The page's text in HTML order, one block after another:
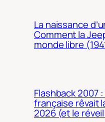
La naissance
Comment la
monde libre
Flashback 2007
française rêvait
2026 (et le